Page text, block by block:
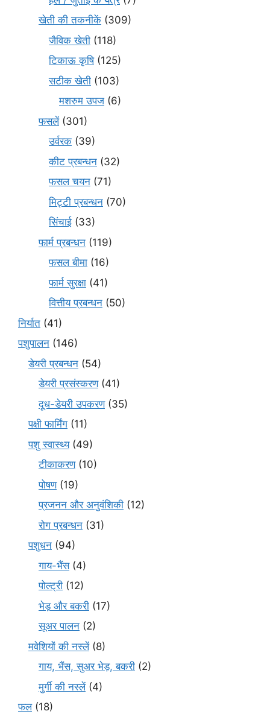
खेती की तकनीकें (309)
जैविक खेती (118)
टिकाऊ कृषि(125)
सटीक खेती (103)
मशरुम उपज (6)
फसलें(301)
उर्वरक (39)
कीट प्रबन्धन (32)
फसल चयन (71)
मि‌ट्टी प्रबन्धन (70)
सिंचाई (33)
फार्म प्रबन्धन (119)
फसल बीमा (16)
फार्म सुरक्षा (41)
वित्तीय प्रबन्धन (50)
निर्यात (41)
पशुपालन (146)
डेयरी प्रबन्धन (54)
डेयरी प्रसंस्करण(41)
दूध-डेयरी उपकरण(35)
पक्षी फार्मिंग (11)
पशु स्वास्थ्य(49)
टीकाकरण(10)
पोषण(19)
प्रजनन और अनुवंशिकी (12)
रोग प्रबन्धन (31)
पशुधन (94)
गाय-भैंस(4)
पोल्ट्री (12)
भेड़ और बकरी (17)
सूअर पालन (2)
मवेशियों की नस्लें(8)
गाय, भैंस, सुअर भेड़, बकरी (2)
मुर्गी की नस्लें(4)
फल(18)